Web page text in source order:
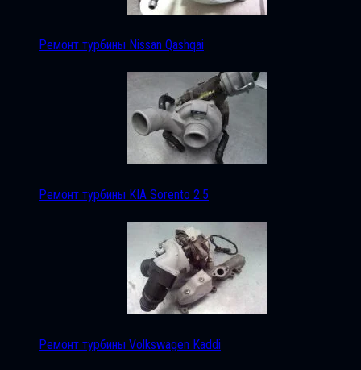
Ремонт турбины Nissan Qashqai
Ремонт турбины KIA Sorento 2.5
Ремонт турбины Volkswagen Kaddi